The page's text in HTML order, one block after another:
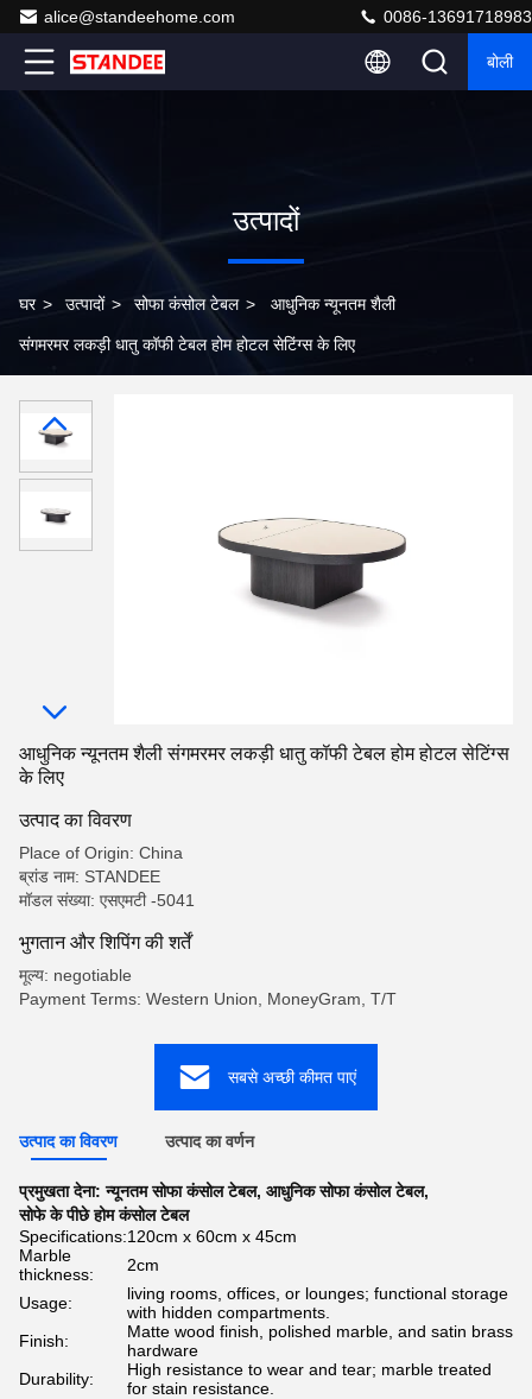
alice@standeehome.com 0086-13691718983
बोली
उत्पादों
घर > उत्पादों > सोफा कंसोल टेबल > आधुनिक न्यूनतम शैली
संगमरमर लकड़ी धातु कॉफी टेबल होम होटल सेटिंग्स के लिए
आधुनिक न्यूनतम शैली संगमरमर लकड़ी धातु कॉफी टेबल होम होटल सेटिंग्स
के लिए
उत्पाद का विवरण
Place of Origin: China
ब्रांड नाम: STANDEE
मॉडल संख्या: एसएमटी -5041
भुगतान और शिपिंग की शर्तें
मूल्य: negotiable
Payment Terms: Western Union, MoneyGram, T/T
सबसे अच्छी कीमत पाएं
उत्पाद का विवरण उत्पाद का वर्णन
प्रमुखता देना:न्यूनतम सोफा कंसोल टेबल, आधुनिक सोफा कंसोल टेबल,
सोफे के पीछे होम कंसोल टेबल
Specifications:120cm x 60cm x 45cm
Marble
thickness:
2cm
Usage:
living rooms, offices, or lounges; functional storage
with hidden compartments.
Finish:
Matte wood finish, polished marble, and satin brass
hardware
Durability:
High resistance to wear and tear; marble treated
for stain resistance.